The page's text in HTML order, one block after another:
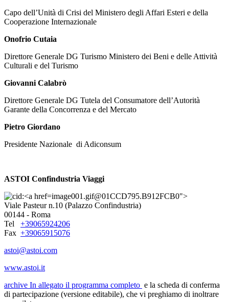
Capo dell’Unità di Crisi del Ministero degli Affari Esteri e della
Cooperazione Internazionale
Onofrio Cutaia
Direttore Generale DG Turismo Ministero dei Beni e delle Attività
Culturali e del Turismo
Giovanni Calabrò
Direttore Generale DG Tutela del Consumatore dell’Autorità
Garante della Concorrenza e del Mercato
Pietro Giordano
Presidente Nazionale di Adiconsum
ASTOI Confindustria Viaggi
image001.gif@01CCD795.B912FCB0">
Viale Pasteur n.10 (Palazzo Confindustria)
00144 - Roma
Tel +39065924206
Fax +39065915076
astoi@astoi.com
www.astoi.it
archive In allegato il programma completo e la scheda di conferma
di partecipazione (versione editabile), che vi preghiamo di inoltrare